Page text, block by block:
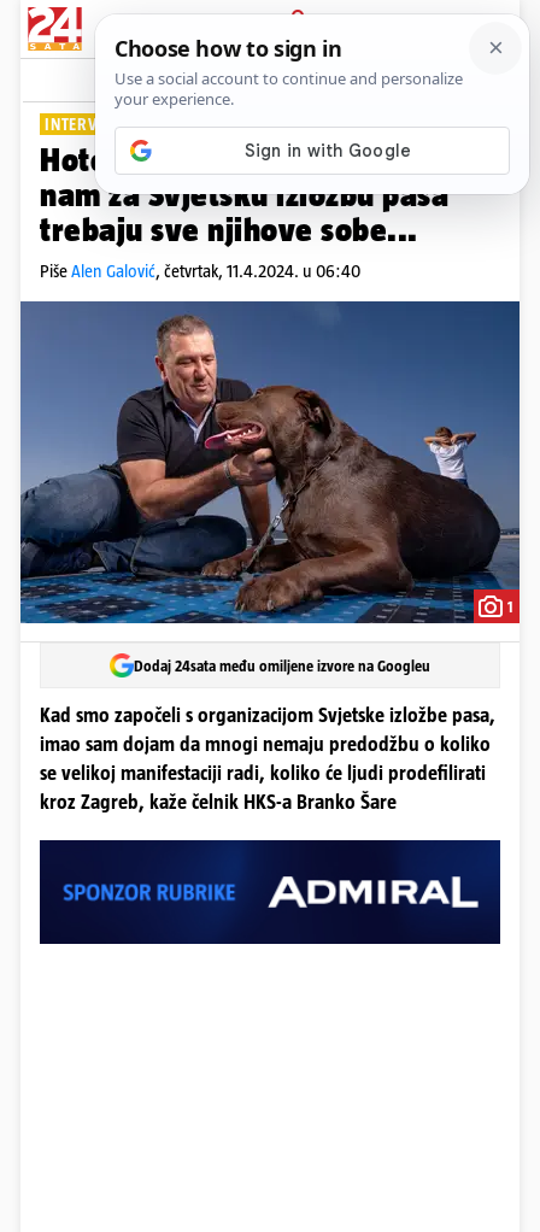
PRIJAVA
Lifestyle Komentari
INTERVJU: ŠEF HKS-A BRANKO ŠARE
Hotelijerima nije bilo jasno da
nam za Svjetsku izložbu pasa
trebaju sve njihove sobe...
PišeAlen Galović, četvrtak, 11.4.2024. u 06:40
1
Dodaj 24sata među omiljene izvore na Googleu
Kad smo započeli s organizacijom Svjetske izložbe pasa,
imao sam dojam da mnogi nemaju predodžbu o koliko
se velikoj manifestaciji radi, koliko će ljudi prodefilirati
kroz Zagreb, kaže čelnik HKS-a Branko Šare